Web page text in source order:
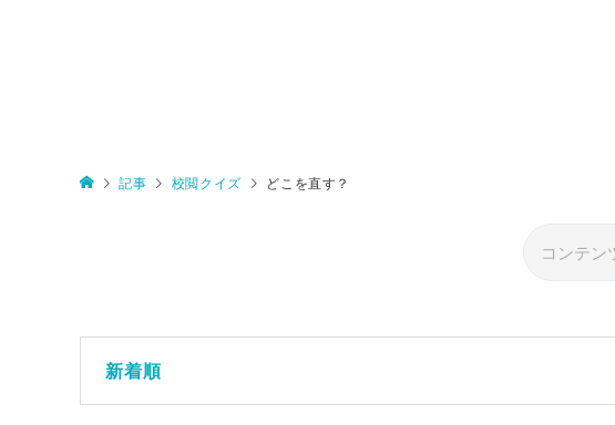
記事 校閲クイズ どこを直す？
新着順